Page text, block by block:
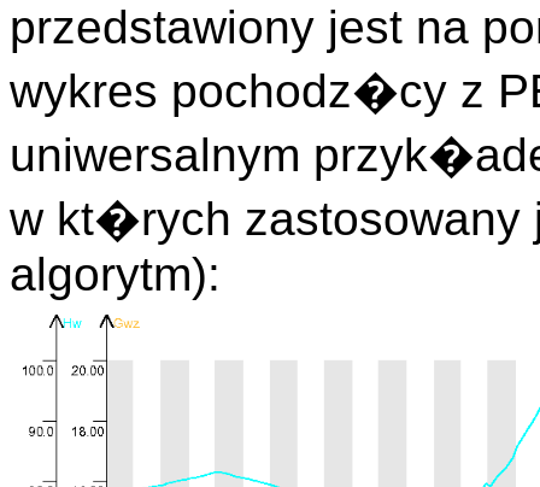
przedstawiony jest na
wykres pochodz�cy z
uniwersalnym
w kt�rych
algorytm):